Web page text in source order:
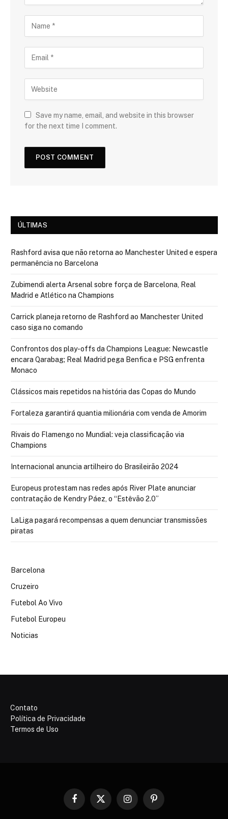
Save my name, email, and website in this browser
for the next time I comment.
ÚLTIMAS
Rashford avisa que não retorna ao Manchester United e espera
permanência no Barcelona
Zubimendi alerta Arsenal sobre força de Barcelona, Real
Madrid e Atlético na Champions
Carrick planeja retorno de Rashford ao Manchester United
caso siga no comando
Confrontos dos play-offs da Champions League: Newcastle
encara Qarabag; Real Madrid pega Benfica e PSG enfrenta
Monaco
Clássicos mais repetidos na história das Copas do Mundo
Fortaleza garantirá quantia milionária com venda de Amorim
Rivais do Flamengo no Mundial: veja classificação via
Champions
Internacional anuncia artilheiro do Brasileirão 2024
Europeus protestam nas redes após River Plate anunciar
contratação de Kendry Páez, o “Estêvão 2.0”
LaLiga pagará recompensas a quem denunciar transmissões
piratas
Barcelona
Cruzeiro
Futebol Ao Vivo
Futebol Europeu
Noticias
Contato
Política de Privacidade
Termos de Uso
Facebook
X
InstagramPinterest